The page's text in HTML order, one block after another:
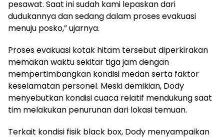
pesawat. Saat ini sudah kami lepaskan dari
dudukannya dan sedang dalam proses evakuasi
menuju posko,” ujarnya.
Proses evakuasi kotak hitam tersebut diperkirakan
memakan waktu sekitar tiga jam dengan
mempertimbangkan kondisi medan serta faktor
keselamatan personel. Meski demikian, Dody
menyebutkan kondisi cuaca relatif mendukung saat
tim melakukan penurunan dari lokasi temuan.
Terkait kondisi fisik black box, Dody menyampaikan